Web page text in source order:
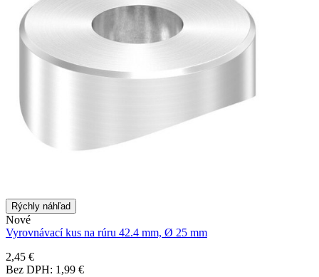
Rýchly náhľad
Nové
Vyrovnávací kus na rúru 42.4 mm, Ø 25 mm
2,45 €
Bez DPH: 1,99 €